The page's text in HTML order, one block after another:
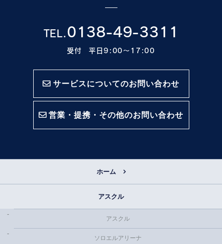
TEL.0138-49-3311
受付 平日9:00〜17:00
サービスについてのお問い合わせ
営業・提携・その他のお問い合わせ
ホーム
アスクル
アスクル
ソロエルアリーナ